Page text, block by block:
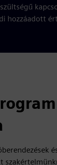
hozzáadott